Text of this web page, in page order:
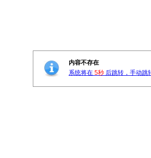
内容不存在
系统将在 5秒 后跳转，手动跳